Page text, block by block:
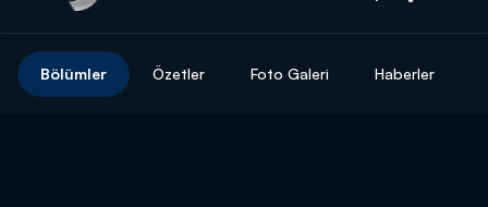
Bölümler Özetler Foto Galeri Haberler